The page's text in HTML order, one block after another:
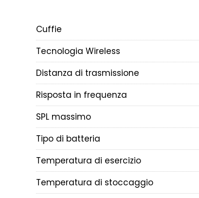
Cuffie
Tecnologia Wireless
Distanza di trasmissione
Risposta in frequenza
SPL massimo
Tipo di batteria
Temperatura di esercizio
Temperatura di stoccaggio